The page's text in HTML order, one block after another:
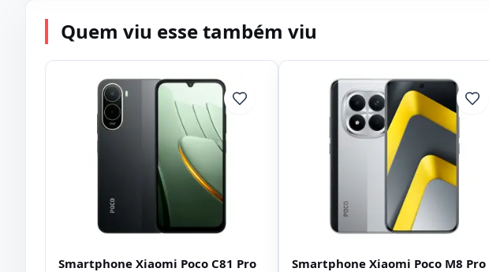
Quem viu esse também viu
Smartphone Xiaomi Poco C81 Pro
Smartphone Xiaomi Poco M8 Pro